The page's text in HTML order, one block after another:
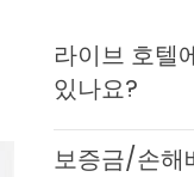
라이브 호텔
있나요?
보증금/손해